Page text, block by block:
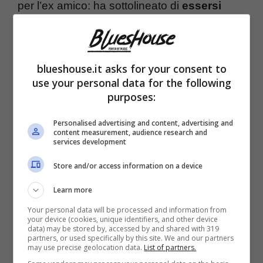
per l’ex amico: ha sottolineato di essersi
come un cavallo di troia che
sul palco era stato umiliato anziché essere
ringraziato per aver permesso a Bugo di
essere arrivato fino a Sanremo.
blueshouse.it asks for your consent to
use your personal data for the following
purposes:
Personalised advertising and content, advertising and
content measurement, audience research and
services development
Store and/or access information on a device
Learn more
Your personal data will be processed and information from
your device (cookies, unique identifiers, and other device
data) may be stored by, accessed by and shared with 319
partners, or used specifically by this site. We and our partners
may use precise geolocation data. List of partners.